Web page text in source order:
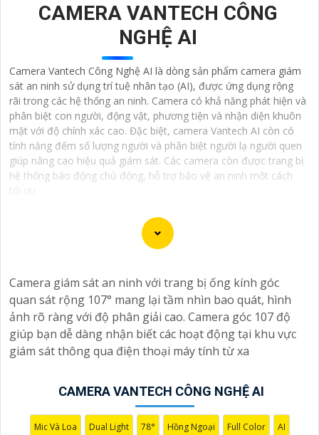
CAMERA VANTECH CÔNG
NGHỆ AI
Camera Vantech Công Nghệ AI là dòng sản phẩm camera giám
sát an ninh sử dụng trí tuệ nhân tạo (AI), được ứng dụng rộng
rãi trong các hệ thống an ninh. Camera có khả năng phát hiện và
phân biệt con người, động vật, phương tiện và nhận diện khuôn
mặt với độ chính xác cao. Đặc biệt, camera Vantech AI còn có
tính năng đếm số lượng người và phân biệt người lạ người quen
giúp nâng cao hiệu quả giám sát. Các camera còn được trang bị
hệ thống báo động chủ động, hỗ trợ bảo vệ an ninh một cách
hàng đầu tại Việt Nam, chúng được thiết kế với công
nghệ hiện đại và chất lượng cao để khẳng định an ninh
và giám sát tốt cho ngôi nhà, cửa hàng, văn phòng
hoặc doanh nghiệp của bạn.
Vantech Việt Nam cung cấp các dòng sản phẩm camera
TVI, camera AHD, camera wifi, camera thông minh, và
nhiều hơn nữa. Các sản phẩm của Vantech được sản
xuất theo tiêu chuẩn chất lượng cao, đáng tin cậy và dễ
Camera giám sát an ninh với trang bị ống kính góc
quan sát rộng 107° mang lại tầm nhìn bao quát, hình
ảnh rõ ràng với độ phân giải cao. Camera góc 107 độ
giúp bạn dễ dàng nhận biết các hoạt động tại khu vực
giám sát thông qua điện thoại máy tính từ xa
CAMERA VANTECH CÔNG NGHỆ AI
Mic Và Loa Dual Light 78° Hồng Ngoại Full Color AI